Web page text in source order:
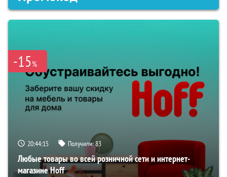
-15%
20:44:14 Получили:83
Любые товары во всей розничной сети и интернет-
магазине Hoff